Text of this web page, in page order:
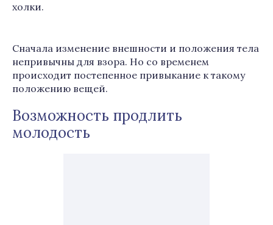
холки.
Сначала изменение внешности и положения тела
непривычны для взора. Но со временем
происходит постепенное привыкание к такому
положению вещей.
Возможность продлить
молодость